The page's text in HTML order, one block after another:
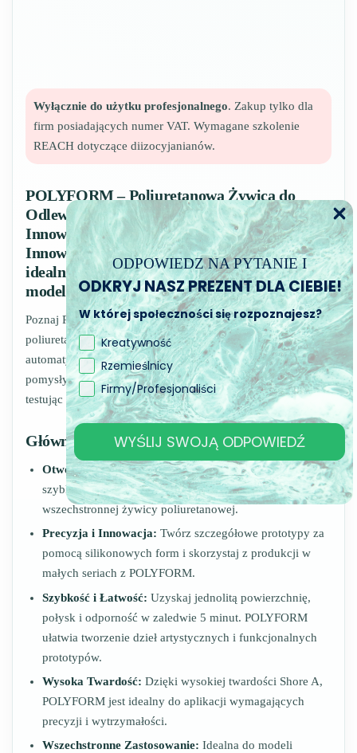
Wyłącznie do użytku profesjonalnego. Zakup tylko dla
firm posiadających numer VAT. Wymagane szkolenie
REACH dotyczące diizocyjanianów.
POLYFORM – Poliuretanowa Żywica do
Odlewów do Szybkiej Prototypowania i
Innowacji
Innowacja w zasięgu ręki zPOLYFORM–
idealną żywicą do prototypowania i
modelowania!
Poznaj POLYFORM, wysoko płynną i wydajną żywicę
poliuretanową, zaprojektowaną z myślą o modelarstwie i
automatyce. Dzięki POLYFORM możesz przekształcać swoje
pomysły w precyzyjne prototypy i innowacyjne projekty,
testując oraz udoskonalając je szybko i łatwo.
Główne Cechy:
Otwórz Drzwi dla Kreatywności:Zanurz się w świecie
szybkiego prototypowania dzięki naszej płynnej i
wszechstronnej żywicy poliuretanowej.
Precyzja i Innowacja: Twórz szczegółowe prototypy za
pomocą silikonowych form i skorzystaj z produkcji w
małych seriach z POLYFORM.
Szybkość i Łatwość: Uzyskaj jednolitą powierzchnię,
połysk i odporność w zaledwie 5 minut. POLYFORM
ułatwia tworzenie dzieł artystycznych i funkcjonalnych
prototypów.
Wysoka Twardość: Dzięki wysokiej twardości Shore A,
POLYFORM jest idealny do aplikacji wymagających
precyzji i wytrzymałości.
Wszechstronne Zastosowanie: Idealna do modeli
ODPOWIEDZ NA PYTANIE I
ODKRYJ NASZ PREZENT DLA CIEBIE!
W której społeczności się rozpoznajesz?
Kreatywność
Rzemieślnicy
Firmy/Profesjonaliści
WYŚLIJ SWOJĄ ODPOWIEDŹ